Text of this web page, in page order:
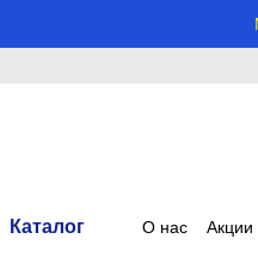
Каталог О нас Акции